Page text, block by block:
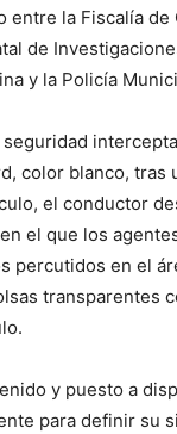
la Fiscalía de
de
y la Policía
color blanco, tras
el conductor
el que los
percutidos en el
transparentes
y puesto a
para definir su